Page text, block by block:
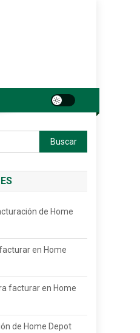
Buscar:
de Home
en Home
facturar en Home
de Home Depot